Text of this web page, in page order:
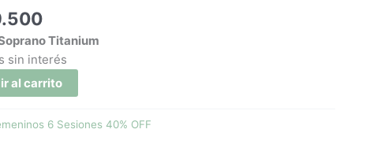
Titanium
sin interés
al carrito
6 Sesiones 40% OFF